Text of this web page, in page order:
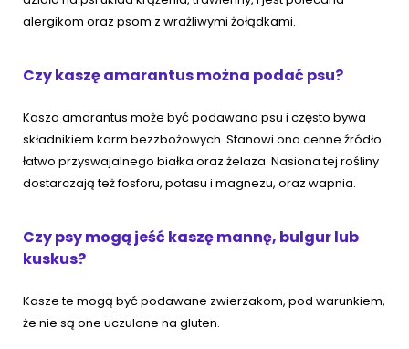
alergikom oraz psom z wrażliwymi żołądkami.
Czy kaszę amarantus można podać psu?
Kasza amarantus może być podawana psu i często bywa
składnikiem karm bezzbożowych. Stanowi ona cenne źródło
łatwo przyswajalnego białka oraz żelaza. Nasiona tej rośliny
dostarczają też fosforu, potasu i magnezu, oraz wapnia.
Czy psy mogą jeść kaszę mannę, bulgur lub
kuskus?
Kasze te mogą być podawane zwierzakom, pod warunkiem,
że nie są one uczulone na gluten.